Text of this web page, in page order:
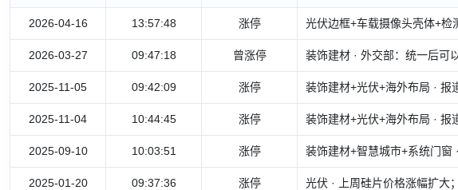
2026-04-16 13:57:48 涨停 光伏边框+车载摄像头壳体+检
2026-03-27 09:47:18 曾涨停 装饰建材 · 外交部：统一后可
2025-11-05 09:42:09 涨停 装饰建材+光伏+海外布局 ·
2025-11-04 10:44:45 涨停 装饰建材+光伏+海外布局 ·
2025-09-10 10:03:51 涨停 装饰建材+智慧城市+系统门窗
2025-01-20 09:37:36 涨停 光伏 · 上周硅片价格涨幅扩大